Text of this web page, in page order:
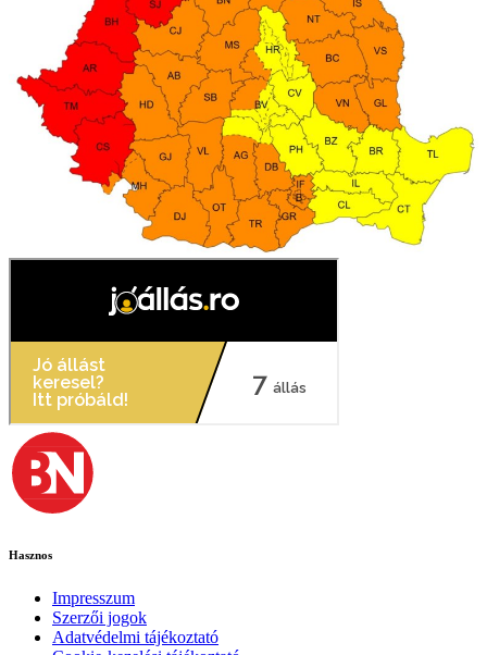
Hasznos
Impresszum
Szerzői jogok
Adatvédelmi tájékoztató